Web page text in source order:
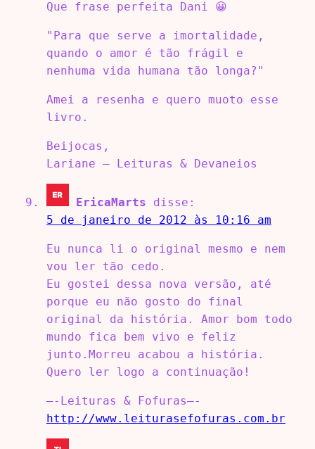
Que frase perfeita Dani 😀
"Para que serve a imortalidade,
quando o amor é tão frágil e
nenhuma vida humana tão longa?"
Amei a resenha e quero muoto esse
livro.
Beijocas,
Lariane – Leituras & Devaneios
EricaMarts
disse:
5 de janeiro de 2012 às 10:16 am
Eu nunca li o original mesmo e nem
vou ler tão cedo.
Eu gostei dessa nova versão, até
porque eu não gosto do final
original da história. Amor bom todo
mundo fica bem vivo e feliz
junto.Morreu acabou a história.
Quero ler logo a continuação!
—-Leituras & Fofuras—-
http://www.leiturasefofuras.com.br